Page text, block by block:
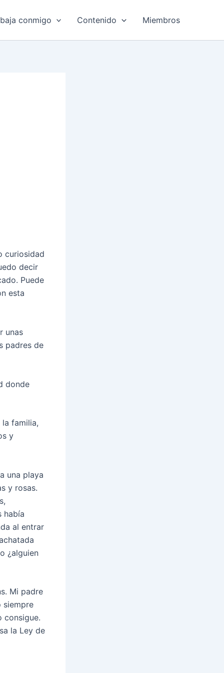
conmigo Contenido Miembros
curiosidad
decir
Puede
esta
unas
padres de
donde
familia,
y
una playa
y rosas.
había
al entrar
¿alguien
Mi padre
siempre
consigue.
la Ley de